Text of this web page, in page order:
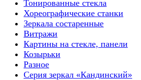
Тонированные стекла
Хореографические станки
Зеркала состаренные
Витражи
Картины на стекле, панели
Козырьки
Разное
Серия зеркал «Кандинский»